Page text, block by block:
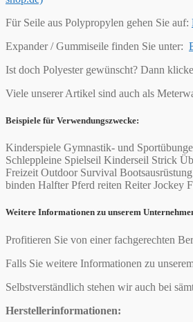
Für Seile aus Polypropylen gehen Sie auf:
Expander / Gummiseile finden Sie unter:
Ist doch Polyester gewünscht? Dann
Viele unserer Artikel sind auch als
Beispiele für Verwendungszwecke:
Kinderspiele Gymnastik- und
Schleppleine Spielseil Kinderseil Strick
Freizeit Outdoor Survival
binden Halfter Pferd reiten Reiter Jockey
Weitere Informationen zu unserem
Profitieren Sie von einer fachgerechten
Falls Sie weitere Informationen zu
Selbstverständlich stehen wir auch bei
Herstellerinformationen: